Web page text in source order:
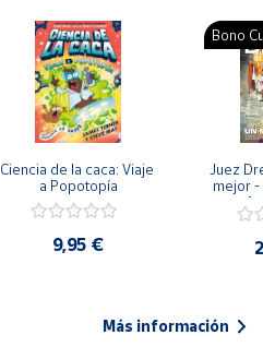
Ciencia de la caca: Viaje
a Popotopía
9,95 €
Bono
Juez
mejor -
Más información